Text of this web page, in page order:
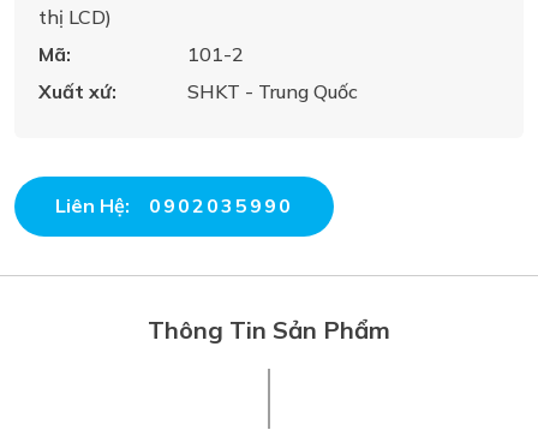
thị LCD)
Mã:
101-2
Xuất xứ:
SHKT - Trung Quốc
Liên Hệ: 0902035990
Thông Tin Sản Phẩm